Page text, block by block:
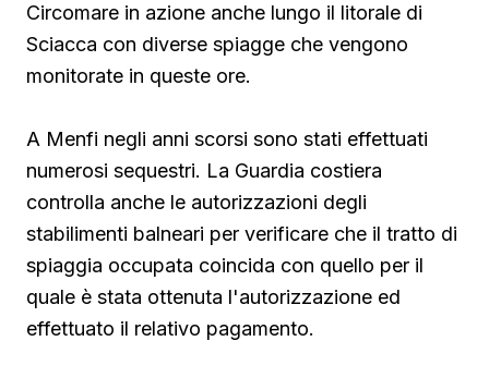
Circomare in azione anche lungo il litorale di
Sciacca con diverse spiagge che vengono
monitorate in queste ore.
A Menfi negli anni scorsi sono stati effettuati
numerosi sequestri. La Guardia costiera
controlla anche le autorizzazioni degli
stabilimenti balneari per verificare che il tratto di
spiaggia occupata coincida con quello per il
quale è stata ottenuta l'autorizzazione ed
effettuato il relativo pagamento.